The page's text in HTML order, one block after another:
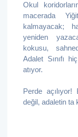
Okul
macerada
kalmayacak;
yeniden
kokusu,
Adalet Sınıfı
atıyor.
Perde
değil, adaletin ta